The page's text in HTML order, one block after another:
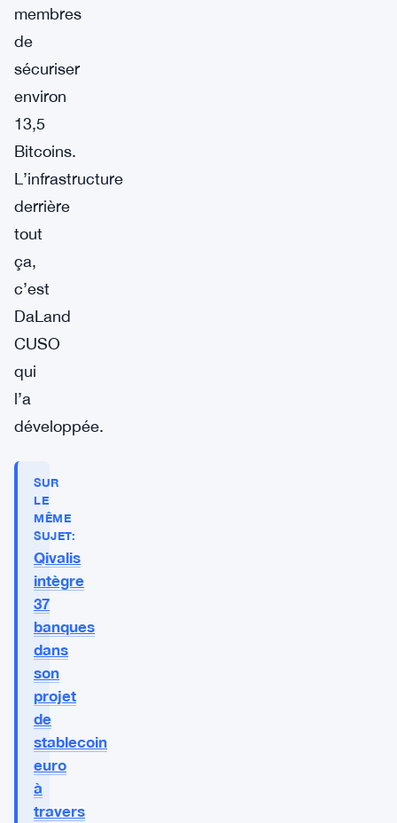
membres
de
sécuriser
environ
13,5
Bitcoins.
L’infrastructure
derrière
tout
ça,
c’est
DaLand
CUSO
qui
l’a
développée.
SUR
LE
MÊME
SUJET:
Qivalis
intègre
37
banques
dans
son
projet
de
stablecoin
euro
à
travers